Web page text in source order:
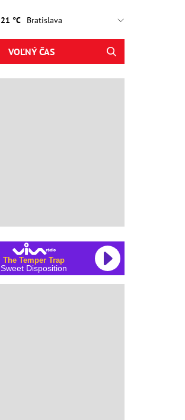
21 °C
VOĽNÝ ČAS
The Temper Trap
Sweet Disposition